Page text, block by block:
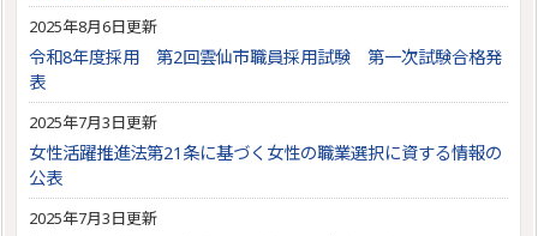
2025年8月6日更新
令和8年度採用 第2回雲仙市職員採用試験 第一次試験合格発
表
2025年7月3日更新
女性活躍推進法第21条に基づく女性の職業選択に資する情報の
公表
2025年7月3日更新